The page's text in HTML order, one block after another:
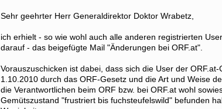
Sehr geehrter Herr Generaldirektor Doktor Wrabetz,
ich erhielt - so wie wohl auch alle anderen registrierten
darauf - das beigefügte Mail "Änderungen bei ORF.at".
Vorauszuschicken ist dabei, dass sich die User der
1.10.2010 durch das ORF-Gesetz und die Art und Weise
die Verantwortlichen beim ORF bzw. bei ORF.at wohl
Gemütszustand "frustriert bis fuchsteufelswild" befunden